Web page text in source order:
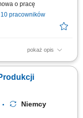
o pracę
pracowników
pokaż opis
Włożenie
Niemcy